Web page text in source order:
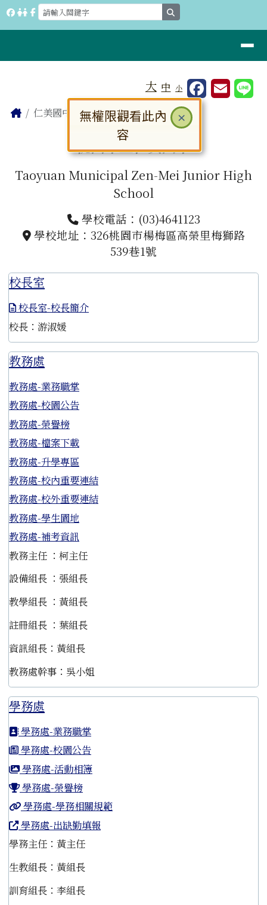
跳至主內容區
桃園市立仁美國中
⏸
大 中 小
主內容區域
Home
仁美國中
桃園市立仁美國中
Taoyuan Municipal Zen-Mei Junior High
School
學校電話：(03)4641123
學校地址：326桃園市楊梅區高榮里梅獅路
539巷1號
校長室
校長室-校長簡介
校長：游淑媛
教務處
教務處-業務職掌
教務處-校園公告
教務處-榮譽榜
教務處-檔案下載
教務處-升學專區
教務處-校內重要連結
教務處-校外重要連結
教務處-學生園地
教務處-補考資訊
教務主任 ：柯主任
設備組長 ：張組長
教學組長 ：黃組長
註冊組長 ：葉組長
資訊組長：黃組長
教務處幹事：吳小姐
學務處
學務處-業務職掌
學務處-校園公告
學務處-活動相簿
學務處-榮譽榜
學務處-學務相關規範
學務處-出缺勤填報
學務主任：黃主任
生教組長：黃組長
訓育組長：李組長
頁尾區域 × 關閉
無權限觀看此內
容